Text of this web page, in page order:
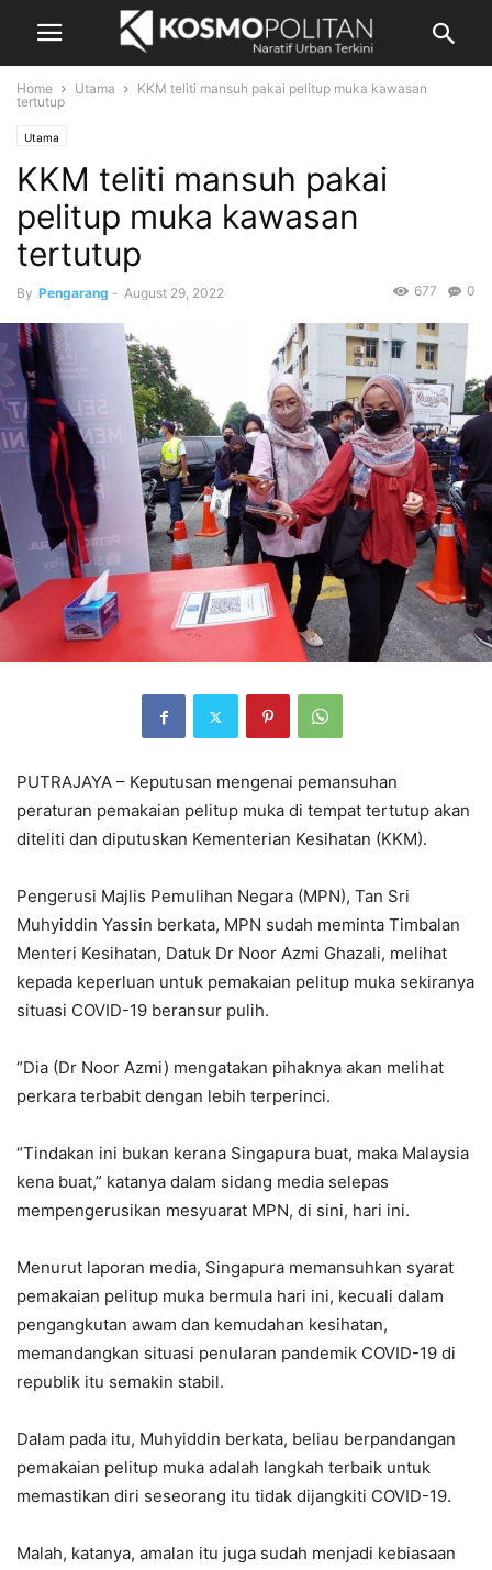
Home Utama
KKM teliti mansuh pakai pelitup muka kawasan
tertutup
Utama
KKM teliti mansuh pakai
pelitup muka kawasan
tertutup
By Pengarang - August 29, 2022 0
677
PUTRAJAYA – Keputusan mengenai pemansuhan
peraturan pemakaian pelitup muka di tempat tertutup akan
diteliti dan diputuskan Kementerian Kesihatan (KKM).
Pengerusi Majlis Pemulihan Negara (MPN), Tan Sri
Muhyiddin Yassin berkata, MPN sudah meminta Timbalan
Menteri Kesihatan, Datuk Dr Noor Azmi Ghazali, melihat
kepada keperluan untuk pemakaian pelitup muka sekiranya
situasi COVID-19 beransur pulih.
“Dia (Dr Noor Azmi) mengatakan pihaknya akan melihat
perkara terbabit dengan lebih terperinci.
“Tindakan ini bukan kerana Singapura buat, maka Malaysia
kena buat,” katanya dalam sidang media selepas
mempengerusikan mesyuarat MPN, di sini, hari ini.
Menurut laporan media, Singapura memansuhkan syarat
pemakaian pelitup muka bermula hari ini, kecuali dalam
pengangkutan awam dan kemudahan kesihatan,
memandangkan situasi penularan pandemik COVID-19 di
republik itu semakin stabil.
Dalam pada itu, Muhyiddin berkata, beliau berpandangan
pemakaian pelitup muka adalah langkah terbaik untuk
memastikan diri seseorang itu tidak dijangkiti COVID-19.
Malah, katanya, amalan itu juga sudah menjadi kebiasaan